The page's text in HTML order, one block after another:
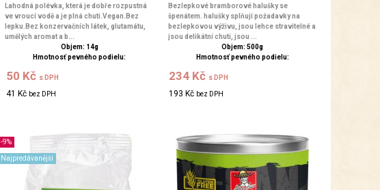
Lahodná polévka, která je dobře rozpustná
ve vroucí vodě a je plná chuti.Vegan.Bez
lepku.Bez konzervačních látek, glutamátu,
umělých aromat a b...
Objem: 14g
Hmotnosť pevného podielu:
50 Kč s DPH
41 Kč bez DPH
Bezlepkové bramborové halušky se
špenátem. halušky splňují požadavky na
bezlepkovou výživu, jsou lehce stravitelné a
jsou delikátní chuti, jsou ...
Objem: 500g
Hmotnosť pevného podielu:
234 Kč s DPH
193 Kč bez DPH
-9%
Najpredávanější